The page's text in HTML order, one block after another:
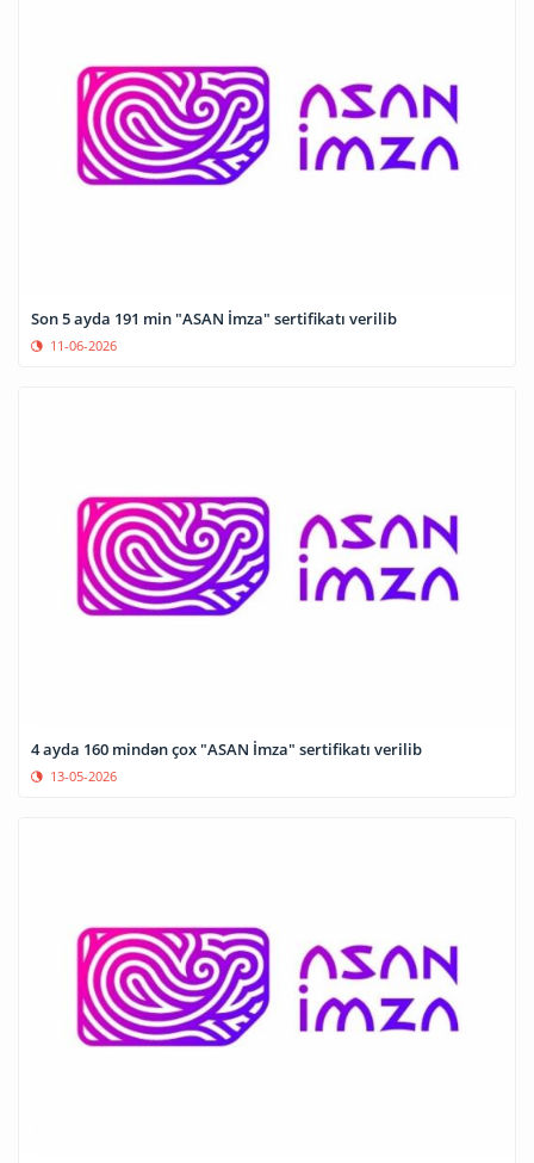
Son 5 ayda 191 min "ASAN İmza" sertifikatı verilib
11-06-2026
4 ayda 160 mindən çox "ASAN İmza" sertifikatı verilib
13-05-2026